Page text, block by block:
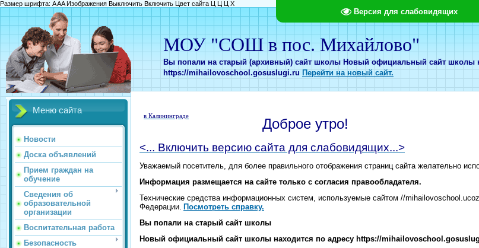
Версия для слабовидящих
Размер шрифта: AAAИзображения Выключить Включить Цвет сайта Ц Ц Ц Х
МОУ "СОШ в пос. Михайлово"
Вы попали на старый (архивный) сайт школы Новый официальный сайт школы
https://mihailovoschool.gosuslugi.ru Перейти на новый сайт.
Меню сайта
Новости
Доска объявлений
Прием граждан на
обучение
Сведения об
образовательной
организации
Воспитательная работа
Безопасность
в Калининграде Доброе утро!
<... Включить версию сайта для слабовидящих...>
Уважаемый посетитель, для более правильного отображения страниц сайта желательно
Информация размещается на сайте только с согласия правообладателя.
Технические средства информационных систем, используемые сайтом //
Федерации. Посмотреть справку.
Вы попали на старый сайт школы
Новый официальный сайт школы находится по адресу https://